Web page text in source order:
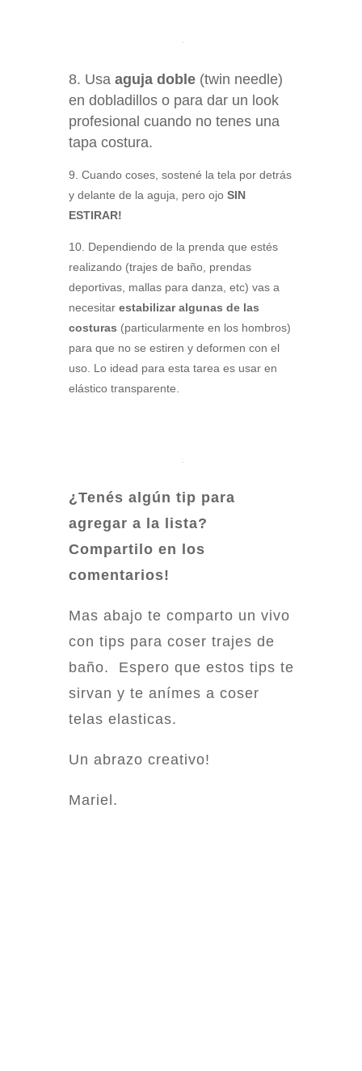
8. Usaaguja doble (twin needle)
en dobladillos o para dar un look
profesional cuando no tenes una
tapa costura.
9. Cuando coses, sostené la tela por detrás
y delante de la aguja, pero ojoSIN
ESTIRAR!
10. Dependiendo de la prenda que estés
realizando (trajes de baño, prendas
deportivas, mallas para danza, etc) vas a
necesitarestabilizar algunas de las
costuras (particularmente en los hombros)
para que no se estiren y deformen con el
uso. Lo idead para esta tarea es usar en
elástico transparente.
¿Tenés algún tip para
agregar a la lista?
Compartilo en los
comentarios!
Mas abajo te comparto un vivo
con tips para coser trajes de
baño. Espero que estos tips te
sirvan y te anímes a coser
telas elasticas.
Un abrazo creativo!
Mariel.